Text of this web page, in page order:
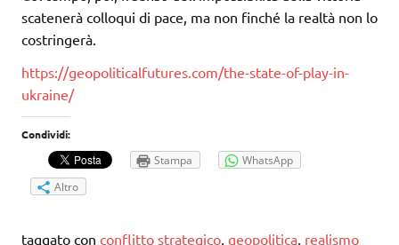
scatenerà colloqui di pace, ma non finché la realtà non lo
costringerà.
https://geopoliticalfutures.com/the-state-of-play-in-
ukraine/
Condividi:
Stampa
WhatsApp
Altro
taggato con conflitto strategico, geopolitica, realismo